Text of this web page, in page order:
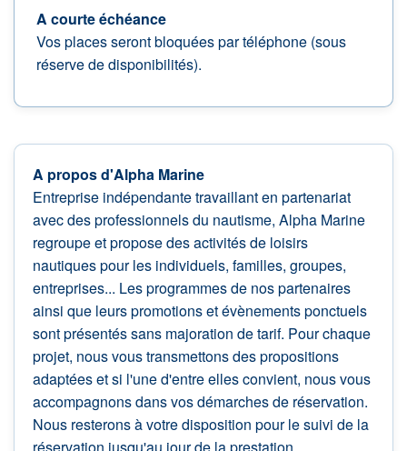
A courte échéance
Vos places seront bloquées par téléphone (sous
réserve de disponibilités).
A propos d'Alpha Marine
Entreprise indépendante travaillant en partenariat
avec des professionnels du nautisme, Alpha Marine
regroupe et propose des activités de loisirs
nautiques pour les individuels, familles, groupes,
entreprises... Les programmes de nos partenaires
ainsi que leurs promotions et évènements ponctuels
sont présentés sans majoration de tarif. Pour chaque
projet, nous vous transmettons des propositions
adaptées et si l'une d'entre elles convient, nous vous
accompagnons dans vos démarches de réservation.
Nous resterons à votre disposition pour le suivi de la